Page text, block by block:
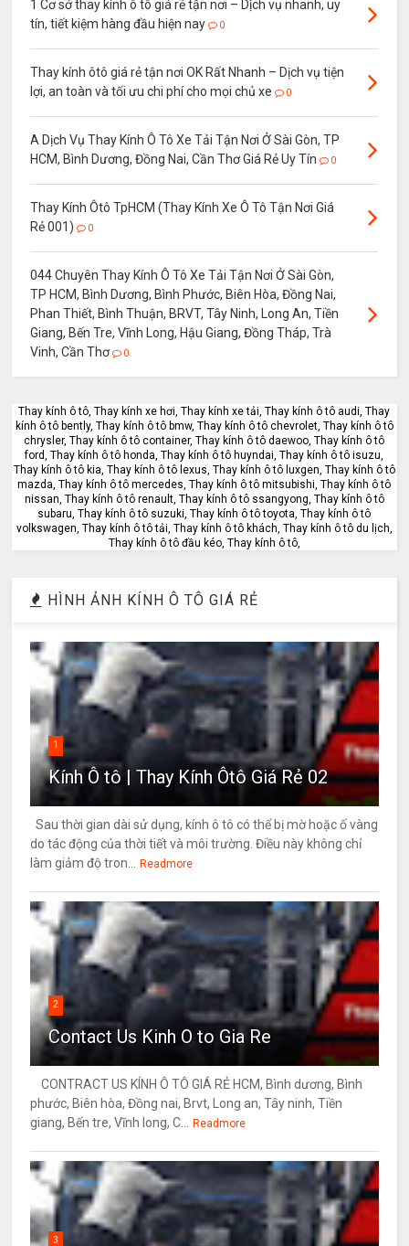
1 Cơ sở thay kính ô tô giá rẻ tận nơi – Dịch vụ nhanh, uy
tín, tiết kiệm hàng đầu hiện nay
0
Thay kính ôtô giá rẻ tận nơi OK Rất Nhanh – Dịch vụ tiện
lợi, an toàn và tối ưu chi phí cho mọi chủ xe
0
A Dịch Vụ Thay Kính Ô Tô Xe Tải Tận Nơi Ở Sài Gòn, TP
HCM, Bình Dương, Đồng Nai, Cần Thơ Giá Rẻ Uy Tín
0
Thay Kính Ôtô TpHCM (Thay Kính Xe Ô Tô Tận Nơi Giá
Rẻ 001)
0
044 Chuyên Thay Kính Ô Tô Xe Tải Tận Nơi Ở Sài Gòn,
TP HCM, Bình Dương, Bình Phước, Biên Hòa, Đồng Nai,
Phan Thiết, Bình Thuận, BRVT, Tây Ninh, Long An, Tiền
Giang, Bến Tre, Vĩnh Long, Hậu Giang, Đồng Tháp, Trà
Vinh, Cần Thơ
0
Thay kính ô tô, Thay kính xe hơi, Thay kính xe tải, Thay kính ô tô audi, Thay
kính ô tô bently, Thay kính ô tô bmw, Thay kính ô tô chevrolet, Thay kính ô tô
chrysler, Thay kính ô tô container, Thay kính ô tô daewoo, Thay kính ô tô
ford, Thay kính ô tô honda, Thay kính ô tô huyndai, Thay kính ô tô isuzu,
Thay kính ô tô kia, Thay kính ô tô lexus, Thay kính ô tô luxgen, Thay kính ô tô
mazda, Thay kính ô tô mercedes, Thay kính ô tô mitsubishi, Thay kính ô tô
nissan, Thay kính ô tô renault, Thay kính ô tô ssangyong, Thay kính ô tô
subaru, Thay kính ô tô suzuki, Thay kính ô tô toyota, Thay kính ô tô
volkswagen, Thay kính ô tô tải, Thay kính ô tô khách, Thay kính ô tô du lịch,
Thay kính ô tô đầu kéo, Thay kính ô tô,
HÌNH ẢNH KÍNH Ô TÔ GIÁ RẺ
1
Kính Ô tô | Thay Kính Ôtô Giá Rẻ 02
Sau thời gian dài sử dụng, kính ô tô có thể bị mờ hoặc ố vàng
do tác động của thời tiết và môi trường. Điều này không chỉ
làm giảm độ tron...
Readmore
2
Contact Us Kinh O to Gia Re
CONTRACT US KÍNH Ô TÔ GIÁ RẺ HCM, Bình dương, Bình
phước, Biên hòa, Đồng nai, Brvt, Long an, Tây ninh, Tiền
giang, Bến tre, Vĩnh long, C...
Readmore
3